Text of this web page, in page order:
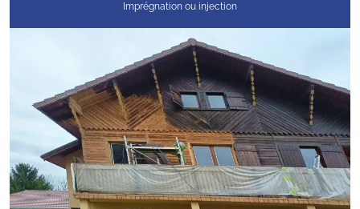
Imprégnation ou injection